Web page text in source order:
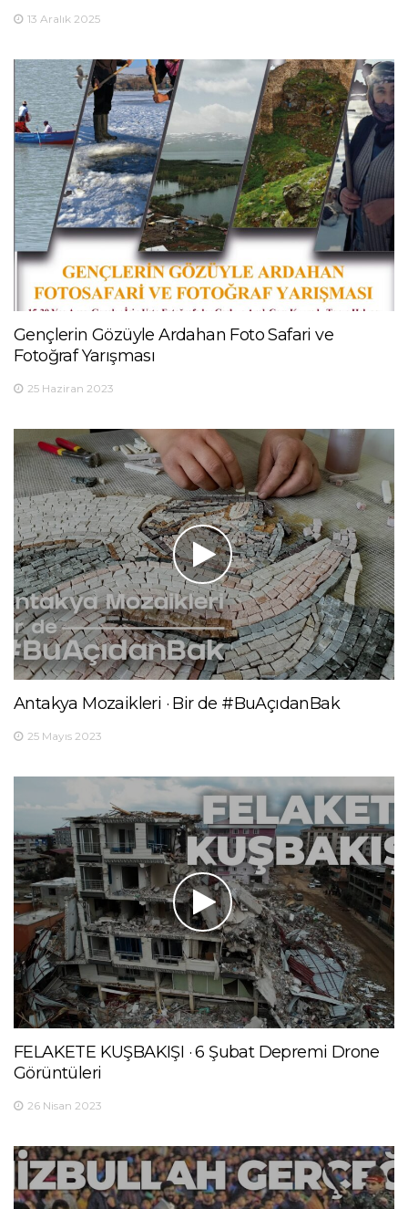
13 Aralık 2025
Gençlerin Gözüyle Ardahan Foto Safari ve
Fotoğraf Yarışması
25 Haziran 2023
Antakya Mozaikleri · Bir de #BuAçıdanBak
25 Mayıs 2023
FELAKETE KUŞBAKIŞI · 6 Şubat Depremi Drone
Görüntüleri
26 Nisan 2023